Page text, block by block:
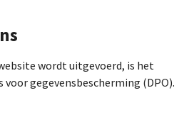
wordt uitgevoerd, is het
gegevensbescherming (DPO).